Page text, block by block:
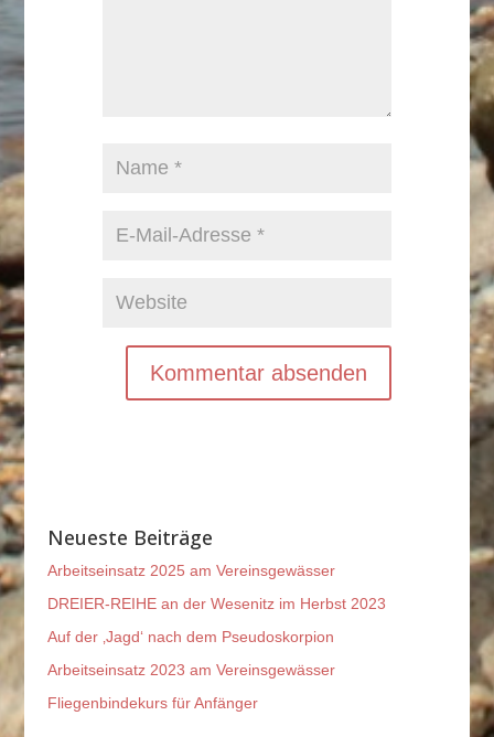
Neueste Beiträge
Arbeitseinsatz 2025 am Vereinsgewässer
DREIER-REIHE an der Wesenitz im Herbst 2023
Auf der ‚Jagd‘ nach dem Pseudoskorpion
Arbeitseinsatz 2023 am Vereinsgewässer
Fliegenbindekurs für Anfänger